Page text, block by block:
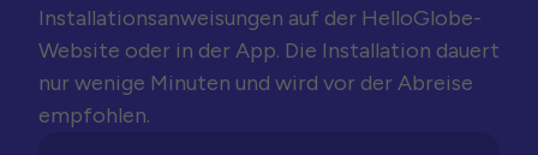
Installationsanweisungen auf der HelloGlobe-
Website oder in der App. Die Installation dauert
nur wenige Minuten und wird vor der Abreise
empfohlen.